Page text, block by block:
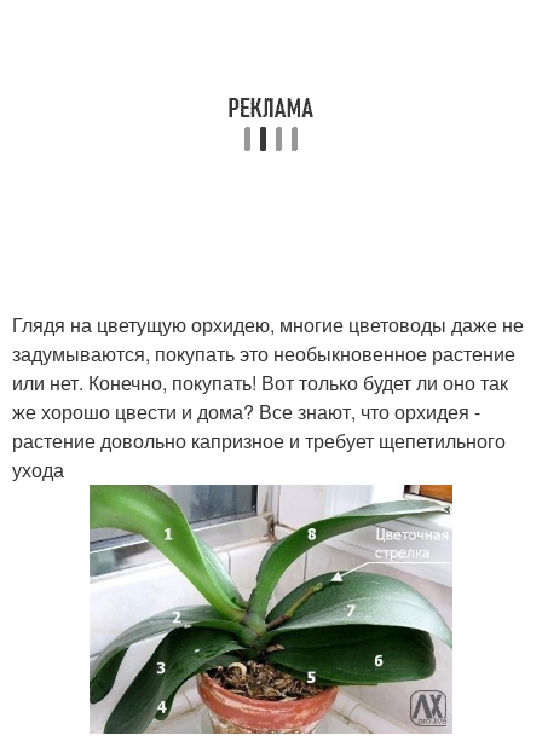
Глядя на цветущую орхидею, многие цветоводы даже не
задумываются, покупать это необыкновенное растение
или нет. Конечно, покупать! Вот только будет ли оно так
же хорошо цвести и дома? Все знают, что орхидея -
растение довольно капризное и требует щепетильного
ухода